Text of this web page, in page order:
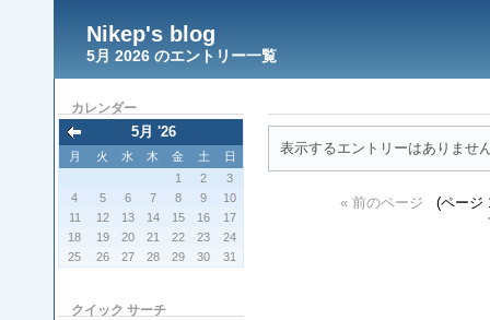
Nikep's blog
5月 2026 のエントリー一覧
カレンダー
5月 '26
月 火 水 木 金 土
日
1
2
3
4
5 6 7 8 9
10
11
12 13 14 15 16
17
18
19 20 21 22 23
24
25
26 27 28 29 30 31
クイック サーチ
表示するエントリーはありませ
« 前のページ (ページ